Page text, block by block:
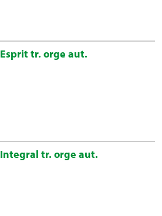
Esprit tr. orge aut.
Integral tr. orge aut.